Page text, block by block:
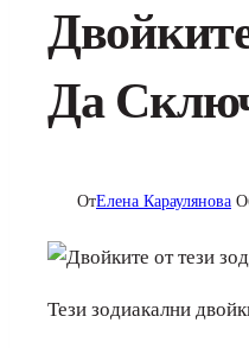
Да
ОтЕлена Караулянова
Тези зодиакални